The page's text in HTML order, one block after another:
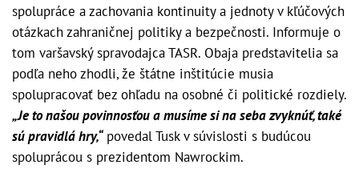
spolupráce a zachovania kontinuity a jednoty v kľúčových
otázkach zahraničnej politiky a bezpečnosti. Informuje o
tom varšavský spravodajca TASR. Obaja predstavitelia sa
podľa neho zhodli, že štátne inštitúcie musia
spolupracovať bez ohľadu na osobné či politické rozdiely.
„Je to našou povinnosťou a musíme si na seba zvyknúť, také
sú pravidlá hry,“povedal Tusk v súvislosti s budúcou
spoluprácou s prezidentom Nawrockim.